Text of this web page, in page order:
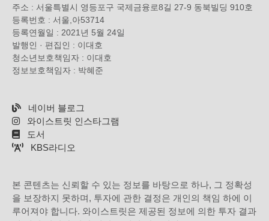
주소 : 서울특별시 영등포구 국제금융로8길 27-9 동북빌딩 910호
등록번호 : 서울,아53714
등록연월일 : 2021년 5월 24일
발행인 · 편집인 : 이대호
청소년보호책임자 : 이대호
정보보호책임자 : 박혜준
네이버 블로그
와이스트릿 인스타그램
도서
KBS라디오
본 콘텐츠는 신뢰할 수 있는 정보를 바탕으로 하나, 그 정확성
을 보장하지 못하며, 투자에 관한 결정은 개인의 책임 하에 이
루어져야 합니다. 와이스트릿은 제공된 정보에 의한 투자 결과